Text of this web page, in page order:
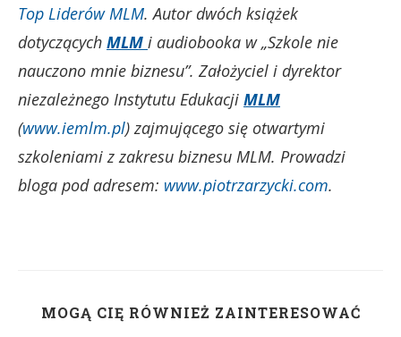
Top Liderów MLM. Autor dwóch książek
dotyczących MLM i audiobooka w „Szkole nie
nauczono mnie biznesu”. Założyciel i dyrektor
niezależnego Instytutu Edukacji MLM
(www.iemlm.pl) zajmującego się otwartymi
szkoleniami z zakresu biznesu MLM. Prowadzi
bloga pod adresem: www.piotrzarzycki.com.
MOGĄ CIĘ RÓWNIEŻ ZAINTERESOWAĆ